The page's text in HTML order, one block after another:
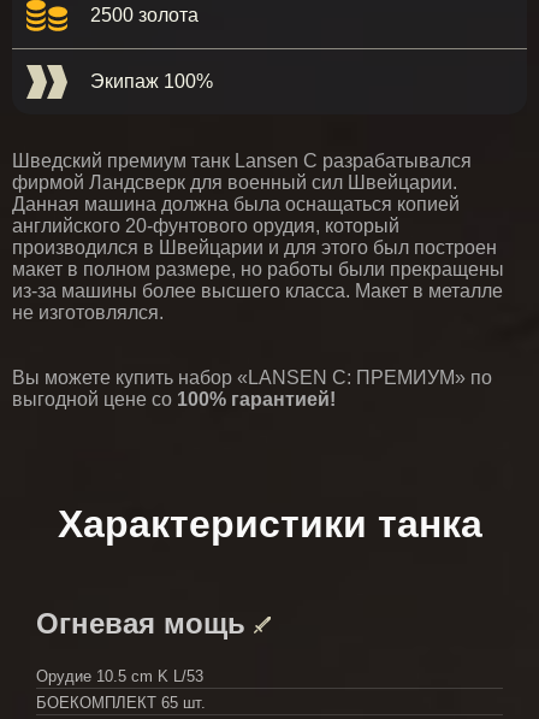
2500 золота
Экипаж 100%
Шведский премиум танк Lansen C разрабатывался
фирмой Ландсверк для военный сил Швейцарии.
Данная машина должна была оснащаться копией
английского 20-фунтового орудия, который
производился в Швейцарии и для этого был построен
макет в полном размере, но работы были прекращены
из-за машины более высшего класса. Макет в металле
не изготовлялся.
Вы можете купить набор «LANSEN C: ПРЕМИУМ» по
выгодной цене со 100% гарантией!
Характеристики танка
Огневая мощь
Орудие 10.5 cm K L/53
БОЕКОМПЛЕКТ 65 шт.